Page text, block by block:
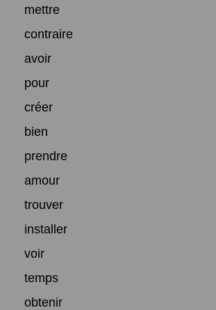
mettre
contraire
avoir
pour
créer
bien
prendre
amour
trouver
installer
voir
temps
obtenir